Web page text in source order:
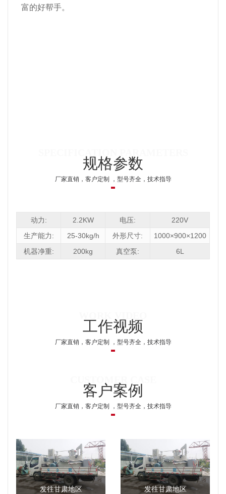
富的好帮手。
规格参数
厂家直销，客户定制 ，型号齐全，技术指导
动力: 2.2KW 电压:
220V
生产能力:
25-30kg/h 外形尺寸:
1000×900×1200
机器净重:
200kg 真空泵: 6L
工作视频
厂家直销，客户定制 ，型号齐全，技术指导
客户案例
厂家直销，客户定制 ，型号齐全，技术指导
发往甘肃地区 发往甘肃地区